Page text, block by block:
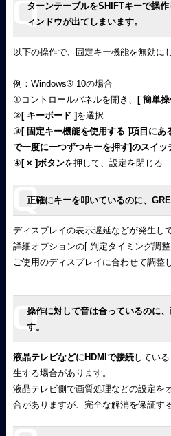
ターンテーブルをSHIFTキーで操
ィンドウが出てしまいます。
以下の操作で、固定キー機能を無効に
例：Windows®10の場合
①コントロールパネルを開き、
[ 簡単
② [ キーボード ] を選択
③ [ 固定キー機能を使用する ]項目にあ
で一度に一つずつキーを押す]のスイッ
④ [ × ]ボタンを押して、設定を閉じる
正確にキーを叩いているのに、
ディスプレイの表示遅延などが発生し
詳細オプションの[ 判定タイミング調整
ご使用のディスプレイに合わせて調整
操作に対して音は合っているのに
す。
液晶テレビなどにHDMIで接続してい
生する場合があります。
液晶テレビ側で画質処理などの設定を
合がありますが、完全な解消を保証す